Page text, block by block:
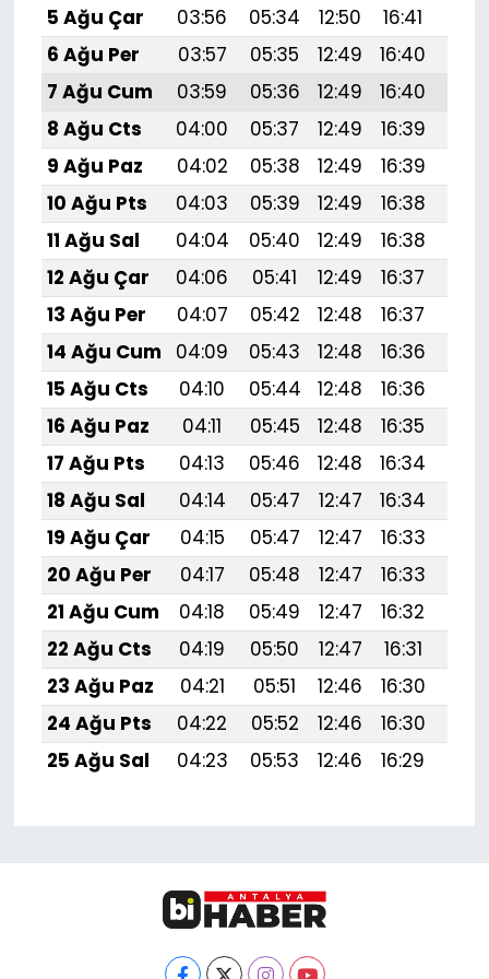
5 Ağu Çar
03:56 05:34 12:50 16:41
6 Ağu Per
03:57 05:35 12:49 16:40
7 Ağu Cum
03:59 05:36 12:49 16:40
8 Ağu Cts
04:00 05:37 12:49 16:39
9 Ağu Paz
04:02 05:38 12:49 16:39
10 Ağu Pts
04:03 05:39 12:49 16:38
11 Ağu Sal
04:04 05:40 12:49 16:38
12 Ağu Çar
04:06 05:41 12:49 16:37
13 Ağu Per
04:07 05:42 12:48 16:37
14 Ağu Cum
04:09 05:43 12:48 16:36
15 Ağu Cts
04:10 05:44 12:48 16:36
16 Ağu Paz
04:11 05:45 12:48 16:35
17 Ağu Pts
04:13 05:46 12:48 16:34
18 Ağu Sal
04:14 05:47 12:47 16:34
19 Ağu Çar
04:15 05:47 12:47 16:33
20 Ağu Per
04:17 05:48 12:47 16:33
21 Ağu Cum
04:18 05:49 12:47 16:32
22 Ağu Cts
04:19 05:50 12:47 16:31
23 Ağu Paz
04:21 05:51 12:46 16:30
24 Ağu Pts
04:22 05:52 12:46 16:30
25 Ağu Sal
04:23 05:53 12:46 16:29